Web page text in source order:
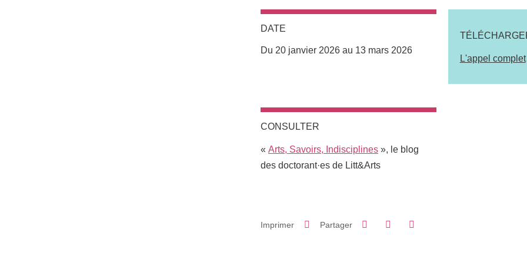
DATE
Du 20 janvier 2026 au 13 mars 2026
L'appel complet
CONSULTER
« Arts, Savoirs, Indisciplines», le blog
des doctorant·es de Litt&Arts
Imprimer Partager Partager sur Facebook
Partager sur LinkedIn